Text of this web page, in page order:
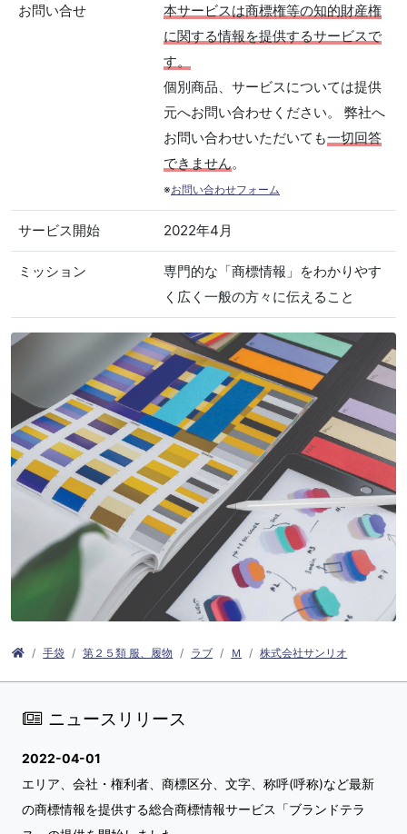
お問い合せ
本サービスは商標権等の知的財産権
に関する情報を提供するサービスで
す。
個別商品、サービスについては提供
元へお問い合わせください。 弊社へ
お問い合わせいただいても一切回答
できません。
※お問い合わせフォーム
サービス開始 2022年4月
ミッション
専門的な「商標情報」をわかりやす
く広く一般の方々に伝えること
手袋 第２５類 服、履物 ラブ Ｍ 株式会社サンリオ
ニュースリリース
2022-04-01
エリア、会社・権利者、商標区分、文字、称呼(呼称)など最新
の商標情報を提供する総合商標情報サービス「ブランドテラ